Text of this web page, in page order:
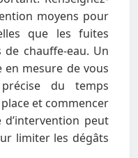
moyens pour
que les fuites
chauffe-eau. Un
mesure de vous
du temps
et commencer
peut
limiter les dégâts